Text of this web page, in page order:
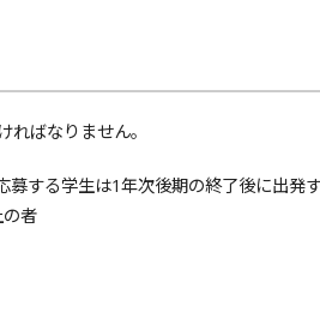
ばなりません。
する学生は1年次後期の終了後に出発す
者